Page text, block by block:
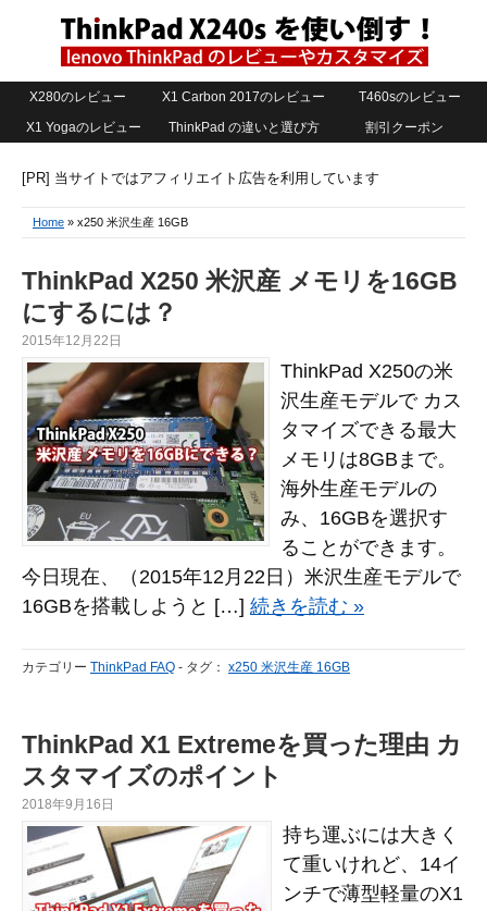
X280のレビュー X1 Carbon 2017のレビュー
T460sのレビュー
X1 Yogaのレビュー
ThinkPad の違いと選び方 割引クーポン
[PR] 当サイトではアフィリエイト広告を利用しています
Home » x250 米沢生産 16GB
ThinkPad X250 米沢産 メモリを16GB
にするには？
2015年12月22日
ThinkPad X250の米
沢生産モデルで カス
タマイズできる最大
メモリは8GBまで。
海外生産モデルの
み、16GBを選択す
ることができます。
今日現在、（2015年12月22日）米沢生産モデルで
16GBを搭載しようと […] 続きを読む »
カテゴリー ThinkPad FAQ - タグ： x250 米沢生産 16GB
ThinkPad X1 Extremeを買った理由 カ
スタマイズのポイント
2018年9月16日
持ち運ぶには大きく
て重いけれど、14イ
ンチで薄型軽量のX1